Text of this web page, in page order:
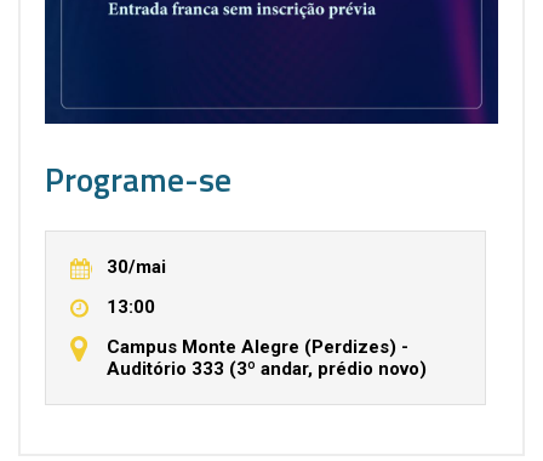
Programe-se
30/mai
13:00
Campus Monte Alegre (Perdizes) -
Auditório 333 (3º andar, prédio novo)